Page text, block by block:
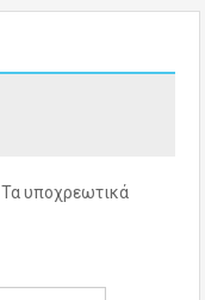
Τα υποχρεωτικά